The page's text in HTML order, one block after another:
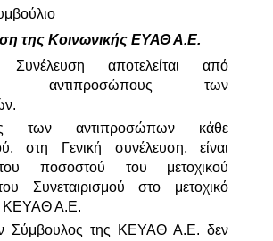
της Κοινωνικής ΕΥΑΘ Α.Ε.
αποτελείται από
αντιπροσώπους των
των αντιπροσώπων κάθε
στη Γενική συνέλευση, είναι
ποσοστού του μετοχικού
Συνεταιρισμού στο μετοχικό
ΚΕΥΑΘ Α.Ε.
Σύμβουλος της ΚΕΥΑΘ Α.Ε. δεν